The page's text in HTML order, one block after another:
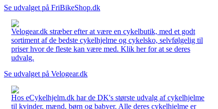
Se udvalget på FriBikeShop.dk
Velogear.dk stræber efter at være en cykelbutik, med et godt
sortiment af de bedste cykelhjelme og cykelsko, selvfølgelig til
priser hvor de fleste kan være med. Klik her for at se deres
udvalg.
Se udvalget på Velogear.dk
Hos eCykelhjelm.dk har de DK's største udvalg af cykelhjelme
til kvinder, mænd, børn og babyer. Alle deres cykelhjelme er